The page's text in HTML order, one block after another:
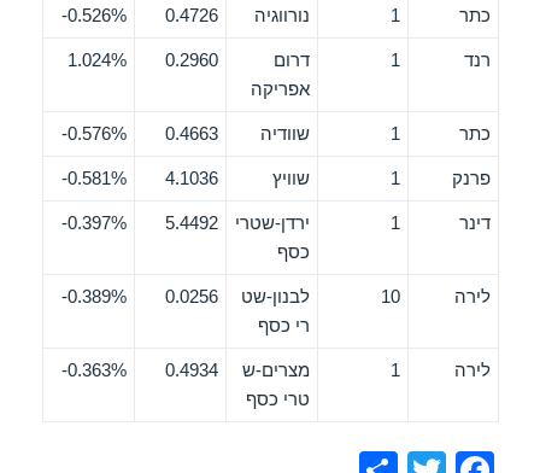
כתר 1 נורווגיה 0.4726
0.526%-
רנד 1
דרום
אפריקה
0.2960
1.024%
כתר 1 שוודיה 0.4663
0.576%-
פרנק 1 שוויץ 4.1036
0.581%-
דינר 1
ירדן-שטרי
כסף
5.4492
0.397%-
לירה 10
לבנון-שט
רי כסף
0.0256
0.389%-
לירה 1
מצרים-ש
טרי כסף
0.4934
0.363%-